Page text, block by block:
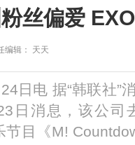
丝偏爱
辑： 天天
日电 据“韩联社”
日消息，该公司
目《M!